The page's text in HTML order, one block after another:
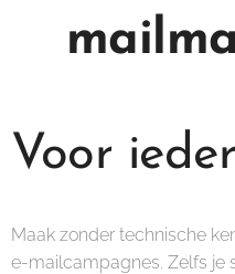
Voor
Maak zonder technische
e-mailcampagnes. Zelfs je